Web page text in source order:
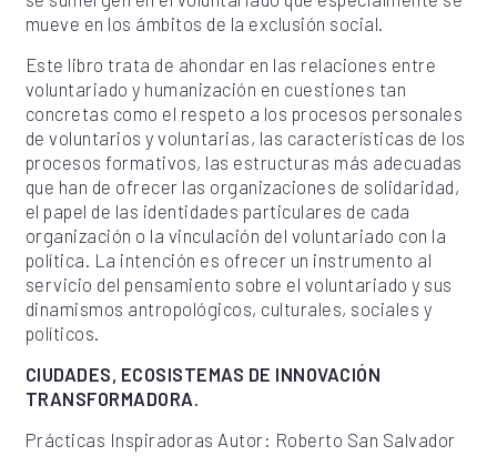
mueve en los ámbitos de la exclusión social.
Este libro trata de ahondar en las relaciones entre
voluntariado y humanización en cuestiones tan
concretas como el respeto a los procesos personales
de voluntarios y voluntarias, las características de los
procesos formativos, las estructuras más adecuadas
que han de ofrecer las organizaciones de solidaridad,
el papel de las identidades particulares de cada
organización o la vinculación del voluntariado con la
política. La intención es ofrecer un instrumento al
servicio del pensamiento sobre el voluntariado y sus
dinamismos antropológicos, culturales, sociales y
políticos.
CIUDADES, ECOSISTEMAS DE INNOVACIÓN
TRANSFORMADORA.
Prácticas Inspiradoras Autor: Roberto San Salvador